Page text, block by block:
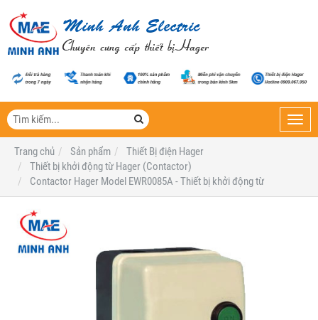
Trang chủ
Sản phẩm
Thiết Bị điện Hager
Thiết bị khởi động từ Hager (Contactor)
Contactor Hager Model EWR0085A - Thiết bị khởi động từ